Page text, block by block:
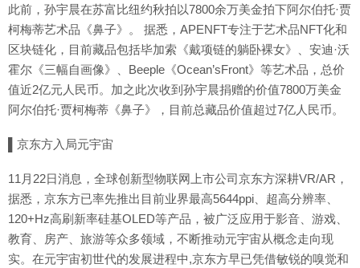
此前，孙宇晨在苏富比纽约秋拍以7800余万美金拍下阿尔伯托·贾
柯梅蒂艺术品《鼻子》。 据悉，APENFT专注于艺术品NFT化和
区块链化，目前藏品包括毕加索《戴项链的躺卧裸女》、安迪·沃
霍尔《三幅自画像》、Beeple《Ocean’sFront》等艺术品，总价
值近2亿元人民币。加之此次收到孙宇晨捐赠的价值7800万美金
阿尔伯托·贾柯梅蒂《鼻子》，目前总藏品价值超过7亿人民币。
▌京东方入局元宇宙
11月22日消息，全球创新型物联网上市公司京东方深耕VR/AR，
据悉，京东方已率先推出目前业界最高5644ppi、超高分辨率、
120+Hz高刷新率硅基OLED等产品，被广泛应用于影音、游戏、
教育、房产、旅游等众多领域，不断推动元宇宙从概念走向现
实。在元宇宙初世代的发展进程中,京东方早已凭借敏锐的嗅觉和